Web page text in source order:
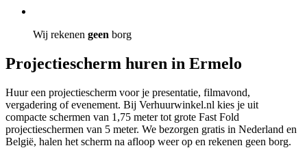
Wij rekenen geen borg
Projectiescherm huren in Ermelo
Huur een projectiescherm voor je presentatie, filmavond,
vergadering of evenement. Bij Verhuurwinkel.nl kies je uit
compacte schermen van 1,75 meter tot grote Fast Fold
projectieschermen van 5 meter. We bezorgen gratis in Nederland en
België, halen het scherm na afloop weer op en rekenen geen borg.